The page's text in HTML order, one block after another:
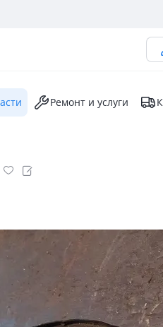
Ремонт и услуги